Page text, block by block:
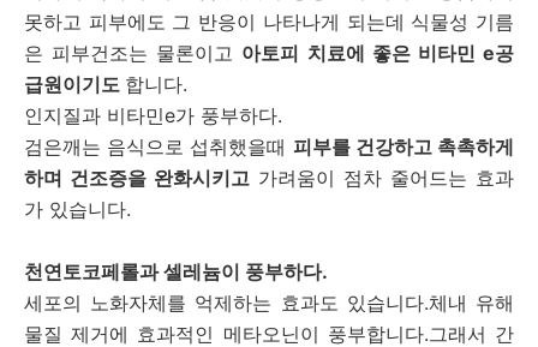
못하고 피부에도 그 반응이 나타나게 되는데 식물성 기름
은 피부건조는 물론이고 아토피 치료에 좋은 비타민 e공
급원이기도 합니다.
인지질과 비타민e가 풍부하다.
검은깨는 음식으로 섭취했을때 피부를 건강하고 촉촉하게
하며 건조증을 완화시키고 가려움이 점차 줄어드는 효과
가 있습니다.
천연토코페롤과 셀레늄이 풍부하다.
세포의 노화자체를 억제하는 효과도 있습니다.체내 유해
물질 제거에 효과적인 메타오닌이 풍부합니다.그래서 간